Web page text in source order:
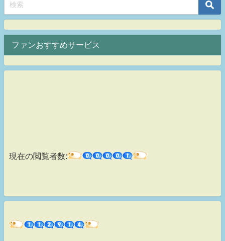
ファンおすすめサービス
現在の閲覧者数: